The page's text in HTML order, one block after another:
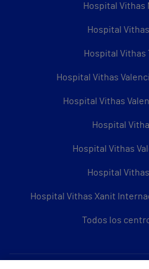
Hospital Vithas
Hospital
Hospital Vithas
Hospital Vithas
Hospital Vithas
Hospital
Hospital Vithas
Hospital
Hospital Vithas Xanit
Todos los